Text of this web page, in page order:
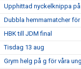
Upphittad nyckelknippa
Dubbla hemmamatcher
HBK till JDM final
Tisdag 13 aug
Grym helg på g för våra